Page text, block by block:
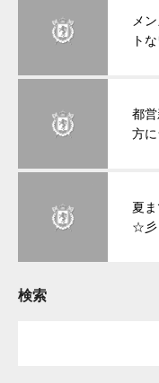
メ
ト
都
方
夏
☆彡
検索